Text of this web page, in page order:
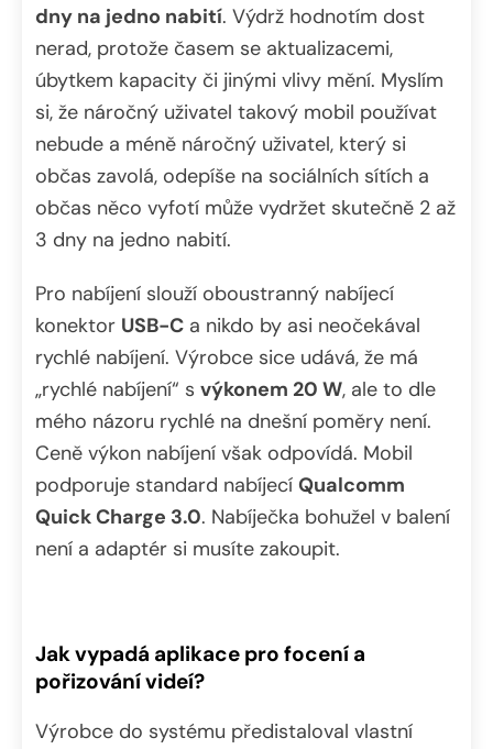
dny na jedno nabití. Výdrž hodnotím dost
nerad, protože časem se aktualizacemi,
úbytkem kapacity či jinými vlivy mění. Myslím
si, že náročný uživatel takový mobil používat
nebude a méně náročný uživatel, který si
občas zavolá, odepíše na sociálních sítích a
občas něco vyfotí může vydržet skutečně 2 až
3 dny na jedno nabití.
Pro nabíjení slouží oboustranný nabíjecí
konektor USB-C a nikdo by asi neočekával
rychlé nabíjení. Výrobce sice udává, že má
„rychlé nabíjení“ s výkonem 20 W, ale to dle
mého názoru rychlé na dnešní poměry není.
Ceně výkon nabíjení však odpovídá. Mobil
podporuje standard nabíjecí Qualcomm
Quick Charge 3.0. Nabíječka bohužel v balení
není a adaptér si musíte zakoupit.
Jak vypadá aplikace pro focení a
pořizování videí?
Výrobce do systému předistaloval vlastní